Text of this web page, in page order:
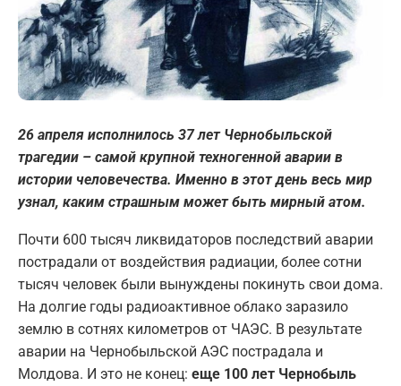
26 апреля исполнилось 37 лет Чернобыльской
трагедии – самой крупной техногенной аварии в
истории человечества. Именно в этот день весь мир
узнал, каким страшным может быть мирный атом.
Почти 600 тысяч ликвидаторов последствий аварии
пострадали от воздействия радиации, более сотни
тысяч человек были вынуждены покинуть свои дома.
На долгие годы радиоактивное облако заразило
землю в сотнях километров от ЧАЭС. В результате
аварии на Чернобыльской АЭС пострадала и
Молдова. И это не конец: еще 100 лет Чернобыль